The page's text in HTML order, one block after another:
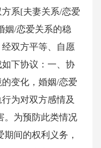
系[夫妻关系/恋爱
姻/恋爱关系的稳
双方平等、自愿
下协议：一、协
变化，婚姻/恋爱
为对双方感情及
。为预防此类情况
间的权利义务，